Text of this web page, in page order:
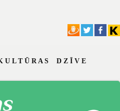
L T Ū R A S D Z Ī V E